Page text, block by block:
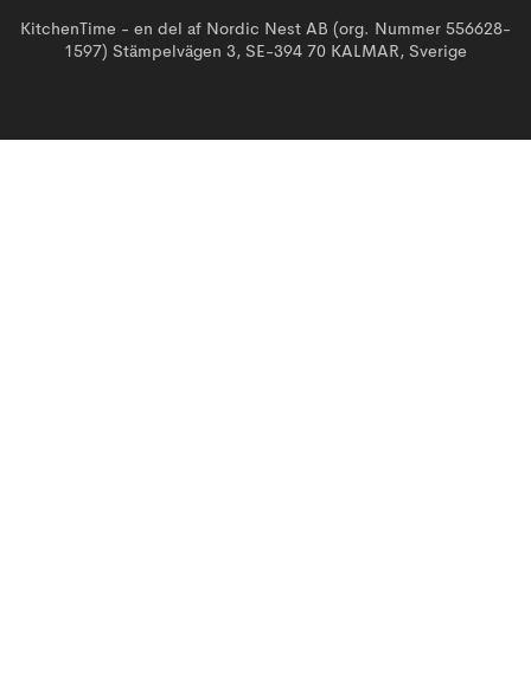
KitchenTime - en del af Nordic Nest AB (org. Nummer 556628-
1597) Stämpelvägen 3, SE-394 70 KALMAR, Sverige